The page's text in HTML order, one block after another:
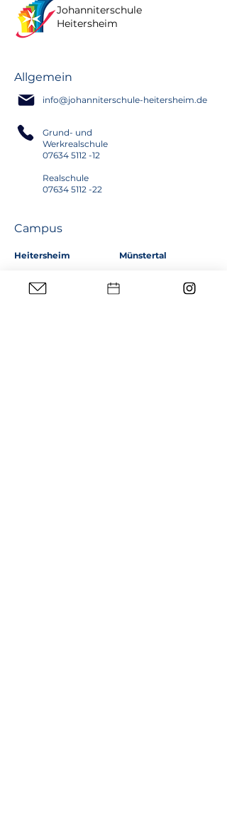
Johanniterschule
Heitersheim
Allgemein
info@johanniterschule-heitersheim.de
Grund- und
Werkrealschule
07634 5112 -12
Realschule
07634 5112 -22
Campus
Heitersheim
79423 Heitersheim
Münstertal
79244 Münstertal